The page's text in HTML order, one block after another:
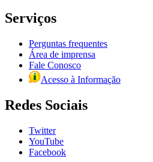
Serviços
Perguntas frequentes
Área de imprensa
Fale Conosco
Acesso à Informação
Redes Sociais
Twitter
YouTube
Facebook